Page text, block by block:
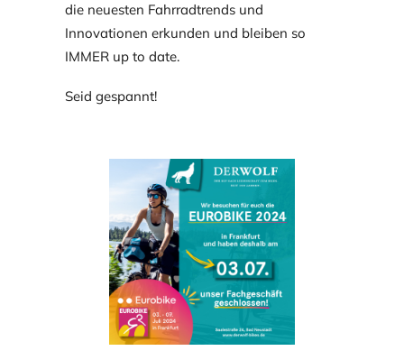
die neuesten Fahrradtrends und
Innovationen erkunden und bleiben so
IMMER up to date.
Seid gespannt!